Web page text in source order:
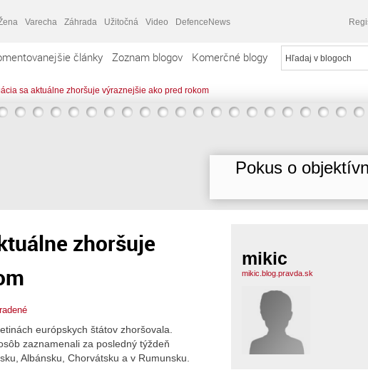
Varecha Záhrada Užitočná Video DefenceNews
články Zoznam blogov Komerčné blogy
sa aktuálne zhoršuje výraznejšie ako pred rokom
Pokus o
zhoršuje
európskych štátov zhoršovala.
zaznamenali za posledný týždeň
Albánsku, Chorvátsku a v Rumunsku.
mikic
mikic.blog.pravda.sk